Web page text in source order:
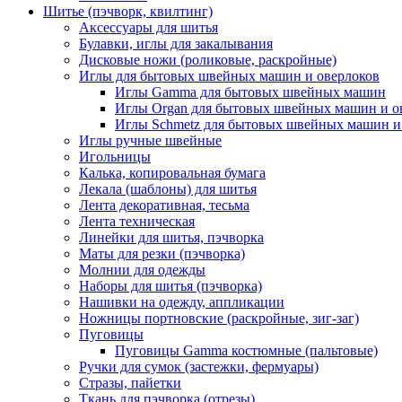
Шитье (пэчворк, квилтинг)
Аксессуары для шитья
Булавки, иглы для закалывания
Дисковые ножи (роликовые, раскройные)
Иглы для бытовых швейных машин и оверлоков
Иглы Gamma для бытовых швейных машин
Иглы Organ для бытовых швейных машин и
Иглы Schmetz для бытовых швейных машин и
Иглы ручные швейные
Игольницы
Калька, копировальная бумага
Лекала (шаблоны) для шитья
Лента декоративная, тесьма
Лента техническая
Линейки для шитья, пэчворка
Маты для резки (пэчворка)
Молнии для одежды
Наборы для шитья (пэчворка)
Нашивки на одежду, аппликации
Ножницы портновские (раскройные, зиг-заг)
Пуговицы
Пуговицы Gamma костюмные (пальтовые)
Ручки для сумок (застежки, фермуары)
Стразы, пайетки
Ткань для пэчворка (отрезы)